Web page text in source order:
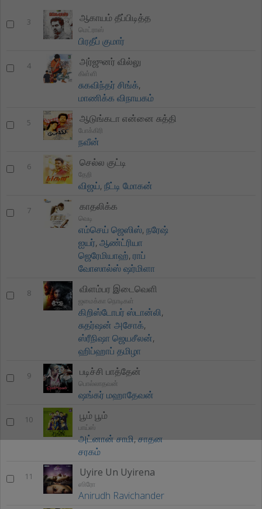
3 ஆகாயம் தீப்பிடித்த
மெட்ராஸ்
பிரதீப் குமார்
4 அர்ஜுனர் வில்லு
கிள்ளி
சுகவிந்தர் சிங்க்,
மாணிக்க விநாயகம்
5 ஆடுங்கடா என்னை சுத்தி
போக்கிரி
நவீன்
6 செல்ல குட்டி
தேறி
விஜய்,நீட்டி மோகன்
7 காதலிக்க
வெடி
எம்செய் ஜெஸிஸ்,நரேஷ்
ஐயர்,ஆண்ட்ரியா
ஜெரேமியாஹ்,ராப்
வோஸால்ஸ் ஷர்மிளா
8 விளம்பர இடைவெளி
ஜமைக்கா நொடிகள்
கிறிஸ்டோபர் ஸ்டான்லி,
சுதர்ஷன் அசோக்,
ஸ்ரீநிஷா ஜெயசீலன்,
ஹிப்ஹாப் தமிழா
9 படிச்சி பாத்தேன்
பொல்லாதவன்
ஷங்கர் மஹாதேவன்
10 பூம் பூம்
பாய்ஸ்
அட்னான் சாமி,சாதன
சரகம்
11 Uyire Un Uyirena
ஸிரோ
Anirudh Ravichander